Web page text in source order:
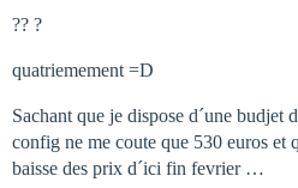
?? ?
quatriemement =D
Sachant que je dispose d´une budjet
config ne me coute que 530 euros et
baisse des prix d´ici fin fevrier …